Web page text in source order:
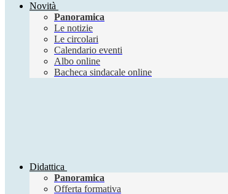
Novità
Panoramica
Le notizie
Le circolari
Calendario eventi
Albo online
Bacheca sindacale online
Didattica
Panoramica
Offerta formativa